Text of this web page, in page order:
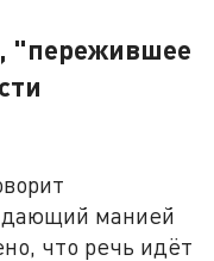
"пережившее
манией
что речь идёт